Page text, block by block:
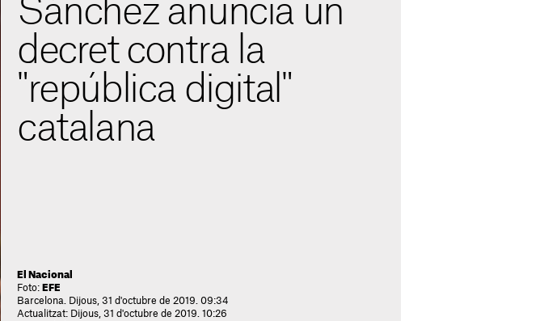
Sánchez anuncia un
decret contra la
"república digital"
catalana
El Nacional
Foto: EFE
Barcelona. Dijous, 31 d'octubre de 2019. 09:34
Actualitzat: Dijous, 31 d'octubre de 2019. 10:26